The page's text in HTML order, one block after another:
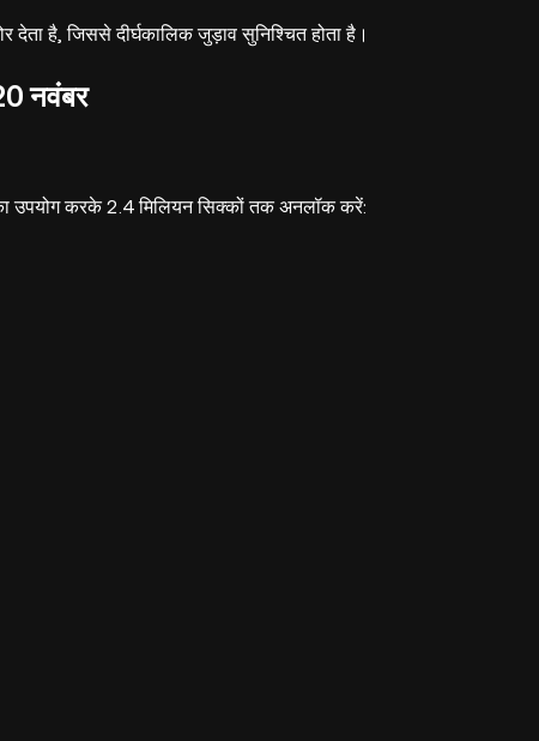
देता है, जिससे दीर्घकालिक जुड़ाव सुनिश्चित होता है।
नवंबर
उपयोग करके 2.4 मिलियन सिक्कों तक अनलॉक करें: